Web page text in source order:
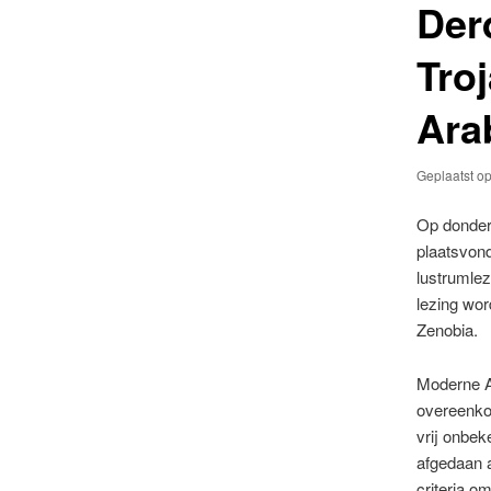
Geplaatst op
Op
lezing
Zenobia.
Moderne
vrij
afgedaan